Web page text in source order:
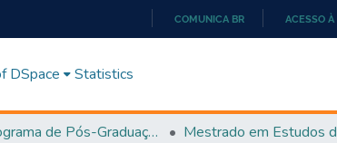
CONTEÚDO
COMUNICA BR ACESSO
DSpace Statistics
Programa de Pós-Graduação em Estudos da Linguagem (PPGEL)